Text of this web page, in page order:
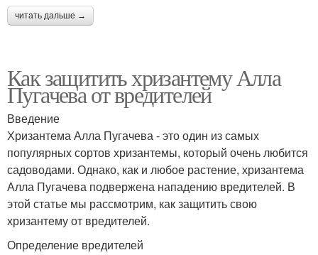
читать дальше →
Как защитить хризантему Алла
Пугачева от вредителей
Введение
Хризантема Алла Пугачева - это один из самых
популярных сортов хризантемы, который очень любится
садоводами. Однако, как и любое растение, хризантема
Алла Пугачева подвержена нападению вредителей. В
этой статье мы рассмотрим, как защитить свою
хризантему от вредителей.
Определение вредителей